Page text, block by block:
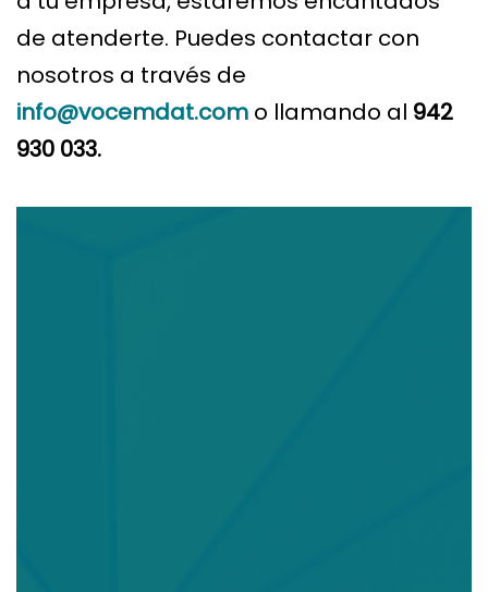
de atenderte. Puedes contactar con
nosotros a través de
info@vocemdat.com o llamando al 942
930 033.